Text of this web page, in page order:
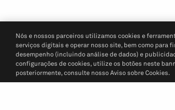
Nós e nossos parceiros utilizamos cookies e
serviços digitais e operar nosso site, bem como para
desempenho (incluindo análise de dados) e
configurações de cookies, utilize os botões neste
posteriormente, consulte nosso Aviso sobre Cookies.